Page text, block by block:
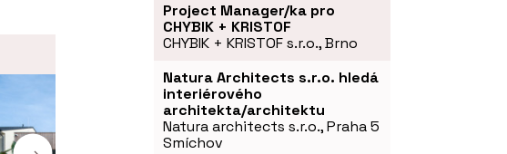
Project Manager/ka pro
CHYBIK + KRISTOF
CHYBIK + KRISTOF s.r.o., Brno
Natura Architects s.r.o. hledá
interiérového
architekta/architektu
Natura architects s.r.o., Praha 5
Smíchov